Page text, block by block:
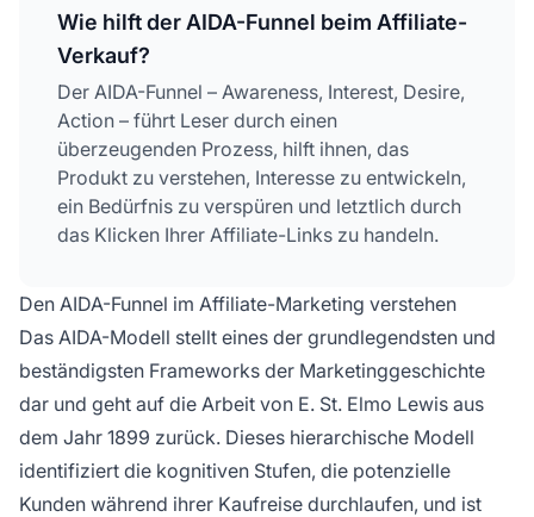
Wie hilft der AIDA-Funnel beim Affiliate-
Verkauf?
Der AIDA-Funnel – Awareness, Interest, Desire,
Action – führt Leser durch einen
überzeugenden Prozess, hilft ihnen, das
Produkt zu verstehen, Interesse zu entwickeln,
ein Bedürfnis zu verspüren und letztlich durch
das Klicken Ihrer Affiliate-Links zu handeln.
Den AIDA-Funnel im Affiliate-Marketing verstehen
Das AIDA-Modell stellt eines der grundlegendsten und
beständigsten Frameworks der Marketinggeschichte
dar und geht auf die Arbeit von E. St. Elmo Lewis aus
dem Jahr 1899 zurück. Dieses hierarchische Modell
identifiziert die kognitiven Stufen, die potenzielle
Kunden während ihrer Kaufreise durchlaufen, und ist